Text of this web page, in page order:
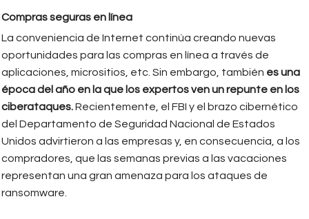
Compras seguras en línea
La conveniencia de Internet continúa creando nuevas
oportunidades para las compras en línea a través de
aplicaciones, micrositios, etc. Sin embargo, también es una
época del año en la que los expertos ven un repunte en los
ciberataques.Recientemente, el FBI y el brazo cibernético
del Departamento de Seguridad Nacional de Estados
Unidos advirtieron a las empresas y, en consecuencia, a los
compradores, que las semanas previas a las vacaciones
representan una gran amenaza para los ataques de
ransomware.